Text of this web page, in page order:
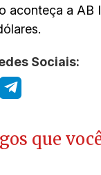
aconteça a AB
Sociais:
que